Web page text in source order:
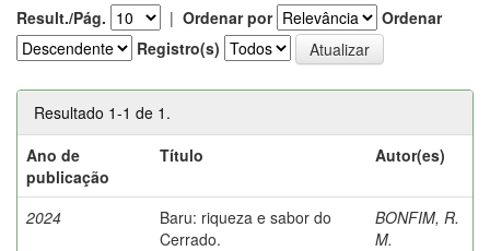
Result./Pág. | Ordenar por
Ordenar
Registro(s)
Resultado 1-1 de 1.
Ano de
publicação
Título Autor(es)
2024
Baru: riqueza e sabor do
Cerrado.
BONFIM, R.
M.